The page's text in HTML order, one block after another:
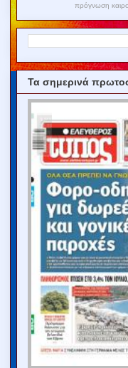
πρόγνωση
Τα σημερινά